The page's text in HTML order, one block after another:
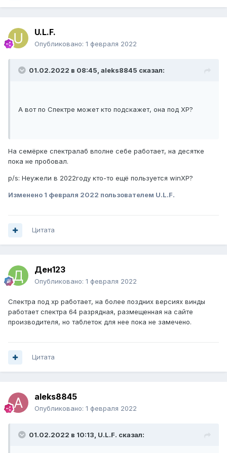
U.L.F.
Опубликовано: 1 февраля 2022
01.02.2022 в 08:45, aleks8845 сказал:
А вот по Спектре может кто подскажет, она под ХР?
На семёрке спектралаб вполне себе работает, на десятке
пока не пробовал.
p/s: Неужели в 2022году кто-то ещё пользуется winXP?
Изменено 1 февраля 2022 пользователем U.L.F.
Цитата
Ден123
Опубликовано: 1 февраля 2022
Спектра под хр работает, на более поздних версиях винды
работает спектра 64 разрядная, размещенная на сайте
производителя, но таблеток для нее пока не замечено.
Цитата
aleks8845
Опубликовано: 1 февраля 2022
01.02.2022 в 10:13, U.L.F. сказал: